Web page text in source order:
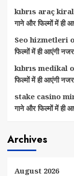
kıbrıs araç
गाने और फिल्मों में ही
Seo hizmetleri
फिल्मों में ही आएंगी
kıbrıs medikal
फिल्मों में ही आएंगी
stake casino
गाने और फिल्मों में ही
Archives
August 2026